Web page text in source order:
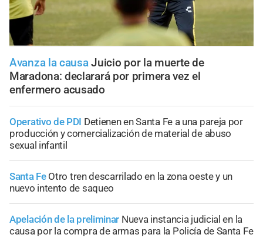
Avanza la causa Juicio por la muerte de
Maradona: declarará por primera vez el
enfermero acusado
Operativo de PDI Detienen en Santa Fe a una pareja por
producción y comercialización de material de abuso
sexual infantil
Santa Fe Otro tren descarrilado en la zona oeste y un
nuevo intento de saqueo
Apelación de la preliminar Nueva instancia judicial en la
causa por la compra de armas para la Policía de Santa Fe